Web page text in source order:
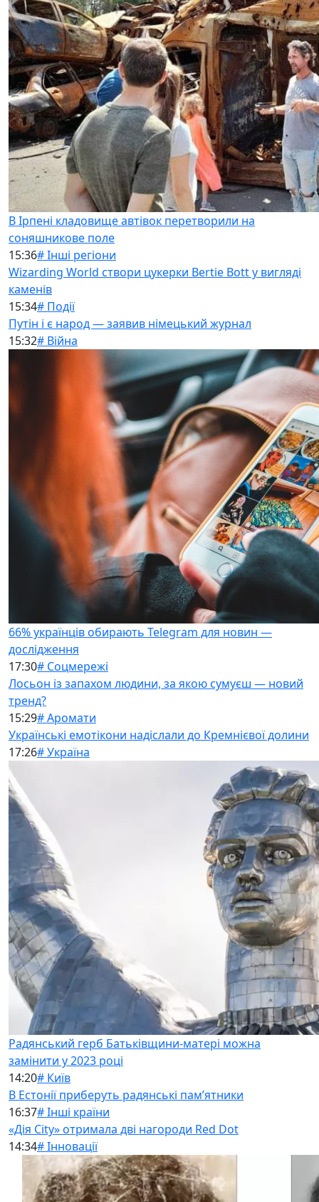
В Ірпені кладовище автівок перетворили на
соняшникове поле
15:36# Інші регіони
Wizarding World створи цукерки Bertie Bott у вигляді
каменів
15:34# Події
Путін і є народ — заявив німецький журнал
15:32# Війна
66% українців обирають Telegram для новин —
дослідження
17:30# Соцмережі
Лосьон із запахом людини, за якою сумуєш — новий
тренд?
15:29# Аромати
Українські емотікони надіслали до Кремнієвої долини
17:26# Україна
Радянський герб Батьківщини-матері можна
замінити у 2023 році
14:20# Київ
В Естонії приберуть радянські памʼятники
16:37# Інші країни
«Дія City» отримала дві нагороди Red Dot
14:34# Інновації